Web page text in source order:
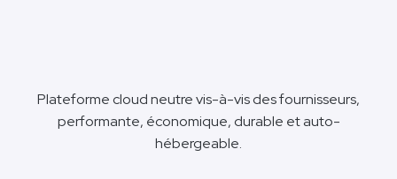
Plateforme cloud neutre vis-à-vis des fournisseurs,
performante, économique, durable et auto-
hébergeable.